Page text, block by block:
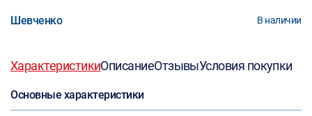
Шевченко В наличии
ХарактеристикиОписаниеОтзывыУсловия покупки
Основные характеристики